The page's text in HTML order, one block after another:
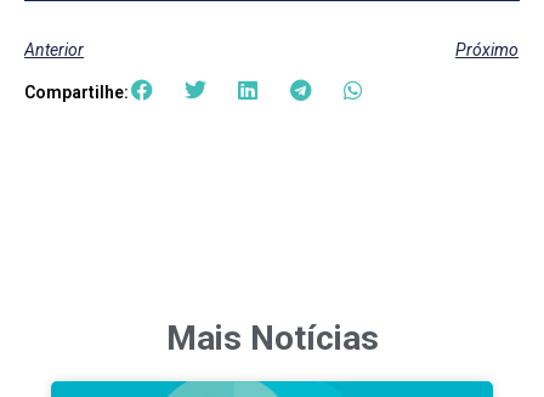
Anterior Próximo
Compartilhe:
Mais Notícias